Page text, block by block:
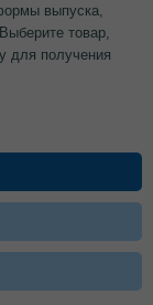
выпуска,
товар,
для получения